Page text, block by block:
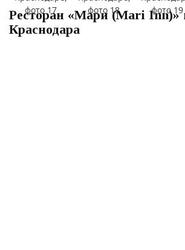
Ресторан «Мари (Mari Inn)»
Краснодара